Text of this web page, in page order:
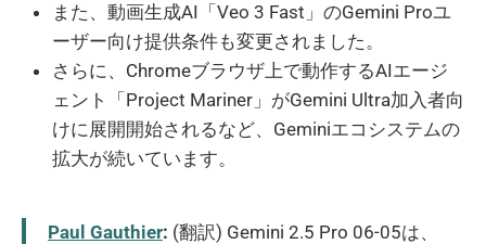
また、動画生成AI「Veo 3 Fast」のGemini Proユ
ーザー向け提供条件も変更されました。
さらに、Chromeブラウザ上で動作するAIエージ
ェント「Project Mariner」がGemini Ultra加入者向
けに展開開始されるなど、Geminiエコシステムの
拡大が続いています。
Paul Gauthier: (翻訳) Gemini 2.5 Pro 06-05は、